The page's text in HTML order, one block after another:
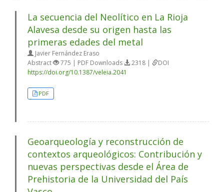
La secuencia del Neolítico en La Rioja
Alavesa desde su origen hasta las
primeras edades del metal
Javier Fernández Eraso
Abstract
775 | PDF Downloads 2318 |
DOI
https://doi.org/10.1387/veleia.2041
PDF
Geoarqueología y reconstrucción de
contextos arqueológicos: Contribución y
nuevas perspectivas desde el Área de
Prehistoria de la Universidad del País